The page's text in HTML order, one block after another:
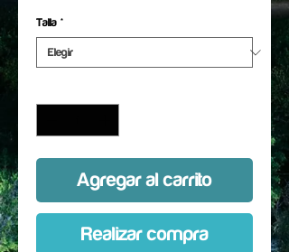
Talla *
Agregar al carrito
Realizar compra